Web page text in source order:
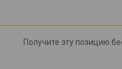
Получите эту позицию